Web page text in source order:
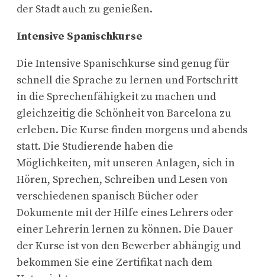
der Stadt auch zu genießen.
Intensive Spanischkurse
Die Intensive Spanischkurse sind genug für
schnell die Sprache zu lernen und Fortschritt
in die Sprechenfähigkeit zu machen und
gleichzeitig die Schönheit von Barcelona zu
erleben. Die Kurse finden morgens und abends
statt. Die Studierende haben die
Möglichkeiten, mit unseren Anlagen, sich in
Hören, Sprechen, Schreiben und Lesen von
verschiedenen spanisch Bücher oder
Dokumente mit der Hilfe eines Lehrers oder
einer Lehrerin lernen zu können. Die Dauer
der Kurse ist von den Bewerber abhängig und
bekommen Sie eine Zertifikat nach dem